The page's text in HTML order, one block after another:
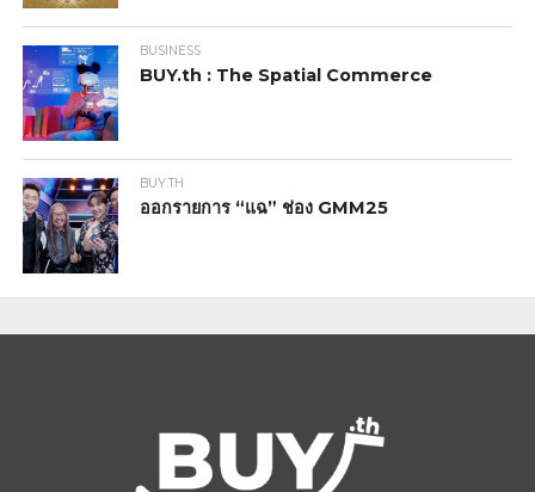
BUSINESS
BUY.th : The Spatial Commerce
BUY.TH
ออกรายการ “แฉ” ช่อง GMM25